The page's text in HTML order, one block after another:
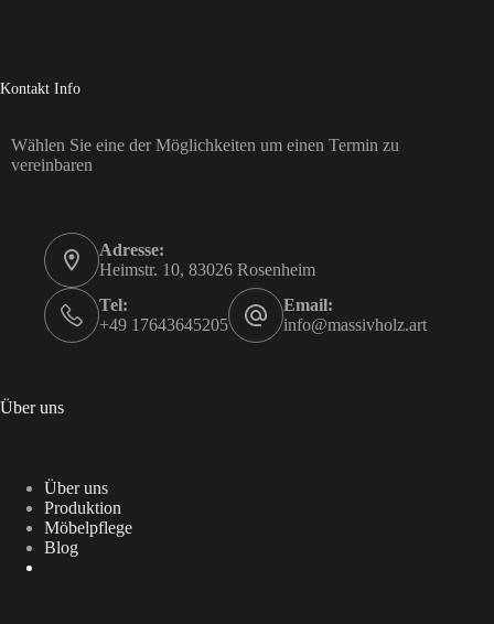
Kontakt Info
Wählen Sie eine der Möglichkeiten um einen Termin zu
vereinbaren
Adresse:
Heimstr. 10, 83026 Rosenheim
Tel:
+49 17643645205
Email:
info@massivholz.art
Über uns
Über uns
Produktion
Möbelpflege
Blog